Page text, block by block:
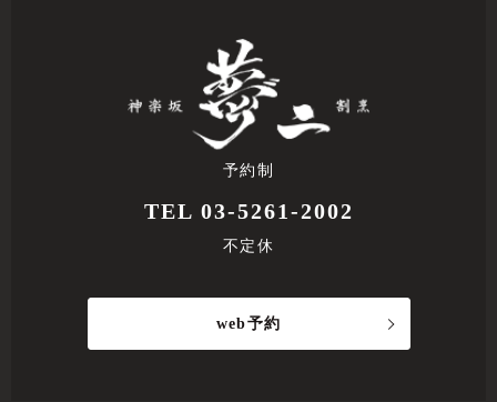
予約制
TEL 03-5261-2002
不定休
web予約